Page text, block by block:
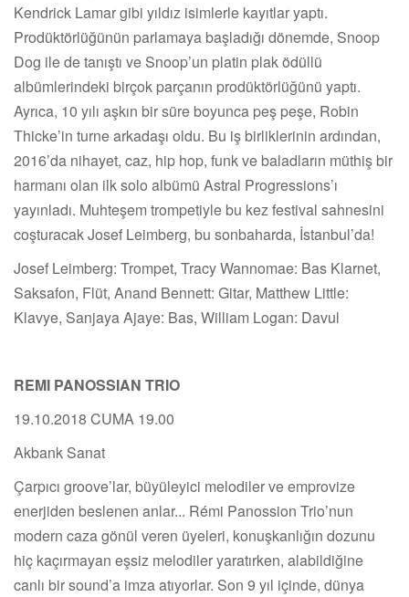
Kendrick Lamar gibi yıldız isimlerle kayıtlar yaptı.
Prodüktörlüğünün parlamaya başladığı dönemde, Snoop
Dog ile de tanıştı ve Snoop’un platin plak ödüllü
albümlerindeki birçok parçanın prodüktörlüğünü yaptı.
Ayrıca, 10 yılı aşkın bir süre boyunca peş peşe, Robin
Thicke’in turne arkadaşı oldu. Bu iş birliklerinin ardından,
2016’da nihayet, caz, hip hop, funk ve baladların müthiş bir
harmanı olan ilk solo albümü Astral Progressions’ı
yayınladı. Muhteşem trompetiyle bu kez festival sahnesini
coşturacak Josef Leimberg, bu sonbaharda, İstanbul’da!
Josef Leimberg: Trompet, Tracy Wannomae: Bas Klarnet,
Saksafon, Flüt, Anand Bennett: Gitar, Matthew Little:
Klavye, Sanjaya Ajaye: Bas, William Logan: Davul
REMI PANOSSIAN TRIO
19.10.2018 CUMA 19.00
Akbank Sanat
Çarpıcı groove’lar, büyüleyici melodiler ve emprovize
enerjiden beslenen anlar... Rémi Panossion Trio’nun
modern caza gönül veren üyeleri, konuşkanlığın dozunu
hiç kaçırmayan eşsiz melodiler yaratırken, alabildiğine
canlı bir sound’a imza atıyorlar. Son 9 yıl içinde, dünya